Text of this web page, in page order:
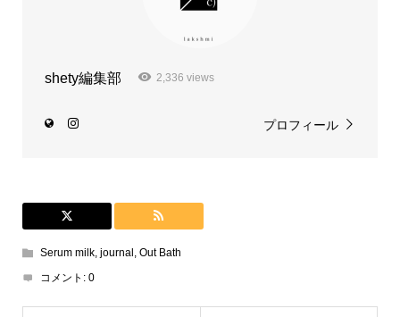
shety編集部 2,336 views
プロフィール
Serum milk, journal Out Bath
コメント: 0